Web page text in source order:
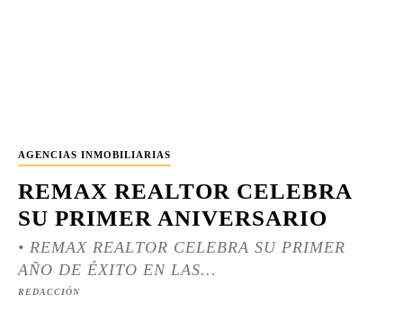
AGENCIAS INMOBILIARIAS
REMAX REALTOR CELEBRA
SU PRIMER ANIVERSARIO
• REMAX REALTOR CELEBRA SU PRIMER
AÑO DE ÉXITO EN LAS...
REDACCIÓN